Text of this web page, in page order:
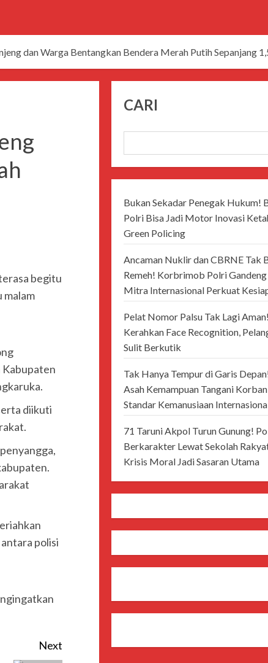
dan Warga Bentangkan Bendera Merah Putih Sepanjang
begitu
malam
Kabupaten
diikuti
polisi
Next
CARI
Bukan Sekadar Penegak Hukum!
Polri Bisa Jadi Motor Inovasi
Green Policing
Ancaman Nuklir dan CBRNE Tak
Remeh! Korbrimob Polri
Mitra Internasional Perkuat
Pelat Nomor Palsu Tak Lagi
Kerahkan Face Recognition,
Sulit Berkutik
Tak Hanya Tempur di Garis
Asah Kemampuan Tangani
Standar Kemanusiaan
71 Taruni Akpol Turun Gunung!
Berkarakter Lewat Sekolah
Krisis Moral Jadi Sasaran Utama